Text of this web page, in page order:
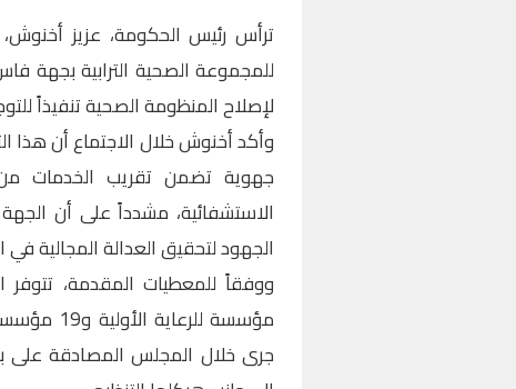
ترأس رئيس الحكومة، عزيز
للمجموعة الصحية الترابية بجهة
لإصلاح المنظومة الصحية تنفيذاً
وأكد أخنوش خلال الاجتماع أن
جهوية تضمن تقريب الخدمات من
الجهود لتحقيق العدالة المجالية في
مؤسسة